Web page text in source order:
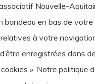
Nouvelle-
bandeau en bas de votre
à votre
enregistrées dans
». Notre politique